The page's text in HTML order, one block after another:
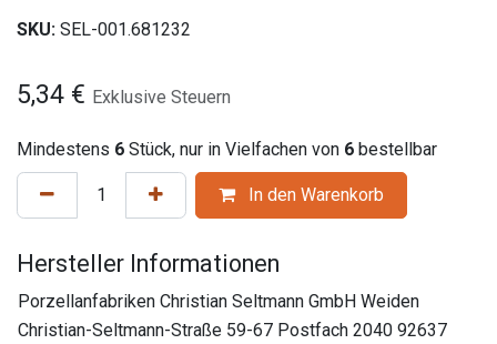
SKU: SEL-001.681232
5,34 € Exklusive Steuern
Mindestens 6 Stück, nur in Vielfachen von 6 bestellbar
In den Warenkorb
Hersteller Informationen
Porzellanfabriken Christian Seltmann GmbH Weiden
Christian-Seltmann-Straße 59-67 Postfach 2040 92637